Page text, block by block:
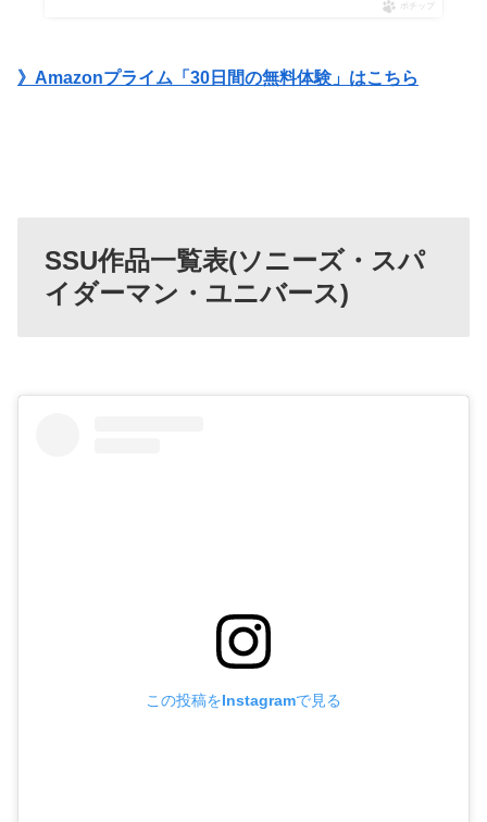
ポチップ
》Amazonプライム「30日間の無料体験」はこちら
SSU作品一覧表(ソニーズ・スパ
イダーマン・ユニバース)
この投稿をInstagramで見る